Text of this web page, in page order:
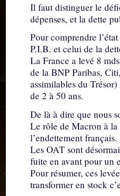
Il faut distinguer le
dépenses, et la dette
Pour comprendre
P.I.B. et celui de la
La France a levé 8
de la BNP Paribas,
assimilables du
de 2 à 50 ans.
De là à dire que nous
Le rôle de Macron à la
l’endettement français.
Les OAT sont
fuite en avant pour un
Pour résumer, ces
transformer en stock